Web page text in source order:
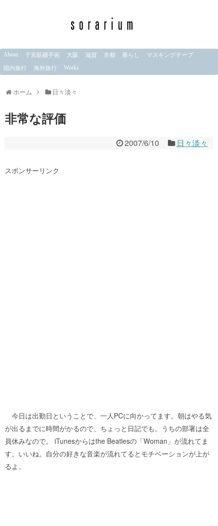
About 子宮筋腫手術 大阪 滋賀 京都 暮らし
マスキングテープ
国内旅行
海外旅行 Works
ホーム 日々淡々
非常な評価
2007/6/10 日々淡々
スポンサーリンク
今日は出勤日ということで、一人PCに向かってます。朝はやる気
が出るまでに時間がかるので、ちょっと日記でも。うちの部署は全
員休みなので。 iTunesからはthe Beatlesの「Woman」が流れてま
す。いいね。自分の好きな音楽が流れてるとモチベーションが上が
るよ。